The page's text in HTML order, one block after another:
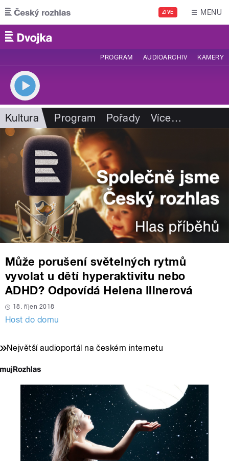
Přejít k hlavnímu obsahu
ŽIVĚ MENU
PROGRAM AUDIOARCHIV KAMERY
Kultura Program Pořady Více…
Může porušení světelných rytmů
vyvolat u dětí hyperaktivitu nebo
ADHD? Odpovídá Helena Illnerová
18. říjen 2018
Host do domu
Největší audioportál na českém internetu